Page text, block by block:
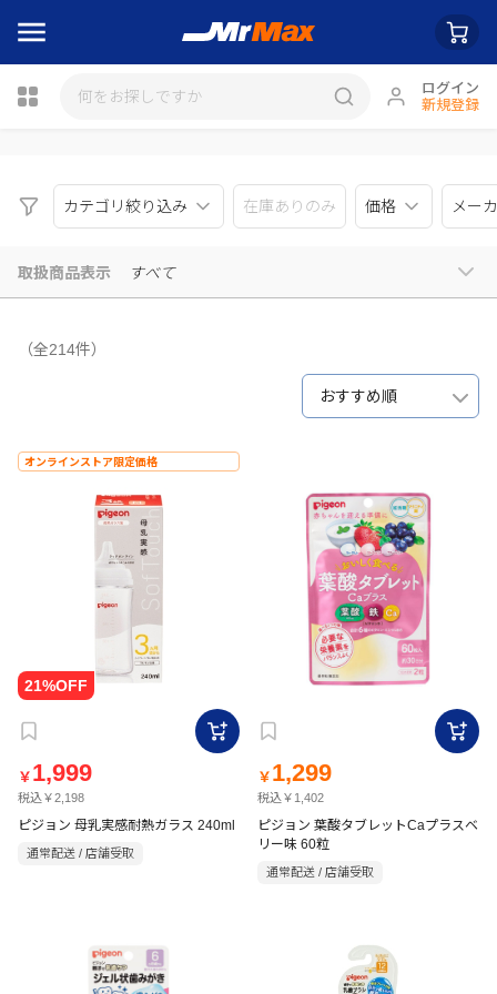
ログイン
新規登録
カテゴリ絞り込み 在庫ありのみ 価格 メー
取扱商品表示 すべて
（全214件）
おすすめ順
オンラインストア限定価格
￥ 1,999
税込￥2,198
ピジョン 母乳実感耐熱ガラス 240ml
通常配送 / 店舗受取
￥ 1,299
税込￥1,402
ピジョン 葉酸タブレットCaプラスベ
リー味 60粒
通常配送 / 店舗受取